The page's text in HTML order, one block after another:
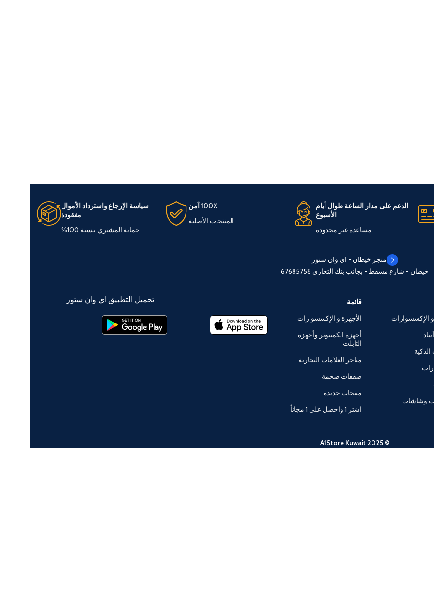
الدعم على مدار الساعة طوال أيام
الأسبوع
مساعدة غير محدودة
100٪ آمن
المنتجات الأصلية
سياسة الإرجاع واسترداد الأموال
مفقودة
حماية المشتري بنسبة 100%
متجر خيطان - اي وان ستور
خيطان - شارع مسقط - بجانب بنك التجاري 67685758
و الإكسسوارات
وشاشات
قائمة
الأجهزة و الإكسسوارات
أجهزة الكمبيوتر وأجهزة
التابلت
متاجر العلامات التجارية
صفقات ضخمة
منتجات جديدة
اشتر 1 واحصل على 1 مجاناً
تحميل التطبيق اي وان ستور
© 2025 A1Store Kuwait